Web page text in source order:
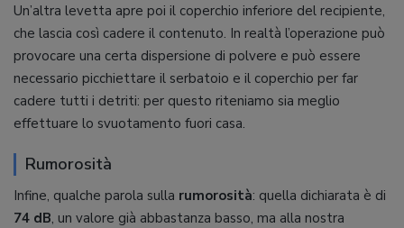
Un’altra levetta apre poi il coperchio inferiore del recipiente,
che lascia così cadere il contenuto. In realtà l’operazione può
provocare una certa dispersione di polvere e può essere
necessario picchiettare il serbatoio e il coperchio per far
cadere tutti i detriti: per questo riteniamo sia meglio
effettuare lo svuotamento fuori casa.
Rumorosità
Infine, qualche parola sulla rumorosità: quella dichiarata è di
74 dB, un valore già abbastanza basso, ma alla nostra